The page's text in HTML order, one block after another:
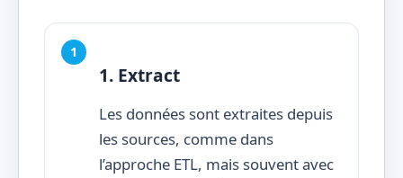
1. Extract
Les données sont extraites depuis
les sources, comme dans
l’approche ETL, mais souvent avec